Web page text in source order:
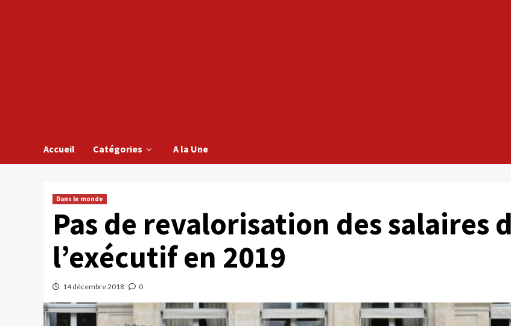
Accueil Catégories A la Une
Dans le monde
Pas de revalorisation des salaires
l’exécutif en 2019
14 décembre 2018 0